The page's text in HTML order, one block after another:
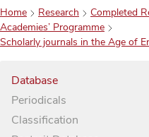
Home Research
Completed
Academies’ Programme
Scholarly journals in the Age of
Database
Periodicals
Classification